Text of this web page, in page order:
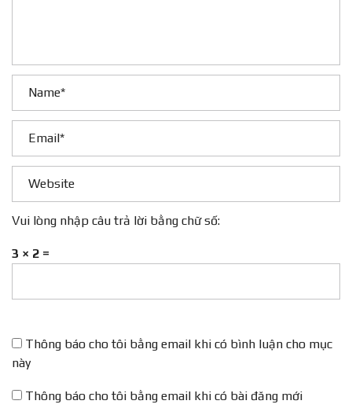
Vui lòng nhập câu trả lời bằng chữ số:
3 × 2 =
Thông báo cho tôi bằng email khi có bình luận cho mục
này
Thông báo cho tôi bằng email khi có bài đăng mới